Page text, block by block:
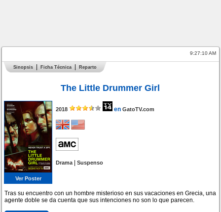
9:27:10 AM
Sinopsis Ficha Técnica Reparto
The Little Drummer Girl
Ver Poster
2018 en GatoTV.com
Drama|Suspenso
Tras su encuentro con un hombre misterioso en sus vacaciones en Grecia, una
agente doble se da cuenta que sus intenciones no son lo que parecen.